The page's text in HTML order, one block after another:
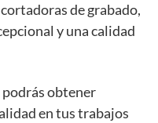
de grabado,
y una calidad
obtener
en tus trabajos